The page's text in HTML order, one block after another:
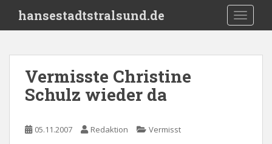
i
hansestadtstralsund.de
Vermisste Christine
Schulz wieder da
05.11.2007 Redaktion Vermisst